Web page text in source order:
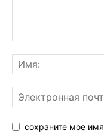
сохраните мое